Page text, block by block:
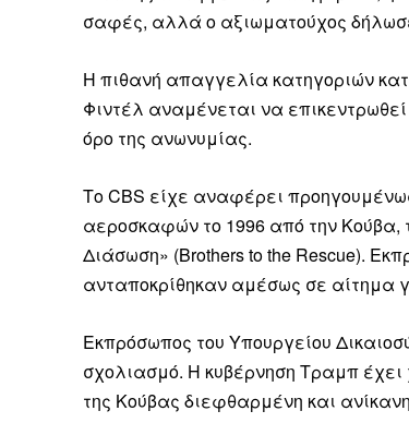
σαφές, αλλά ο αξιωματούχος
Η πιθανή απαγγελία κατηγοριών
Φιντέλ αναμένεται να
όρο της ανωνυμίας.
Το CBS είχε αναφέρει
αεροσκαφών το 1996 από την Κούβα,
Διάσωση» (Brothers to the Rescue).
ανταποκρίθηκαν αμέσως σε αίτημα
Εκπρόσωπος του Υπουργείου
σχολιασμό. Η κυβέρνηση Τραμπ έχει
της Κούβας διεφθαρμένη και